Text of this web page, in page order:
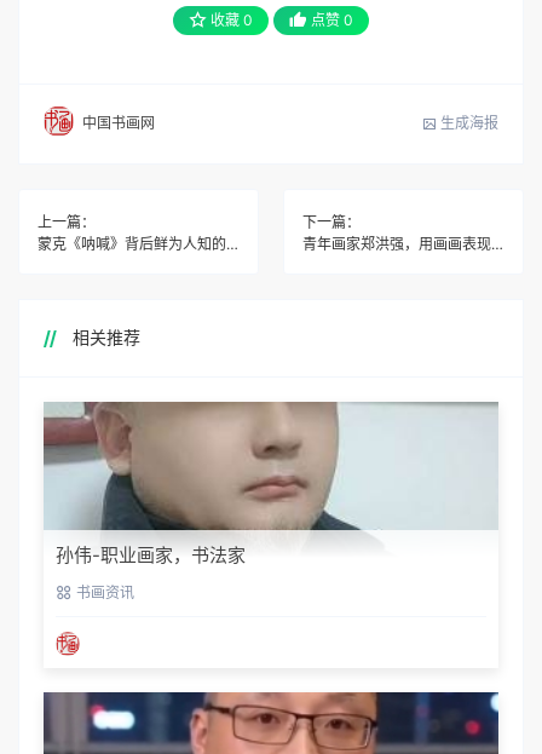
收藏 0 点赞 0
中国书画网 生成海报
上一篇：
蒙克《呐喊》背后鲜为人知的故事
下一篇：
青年画家郑洪强，用画画表现心灵感受
相关推荐
孙伟-职业画家，书法家
书画资讯